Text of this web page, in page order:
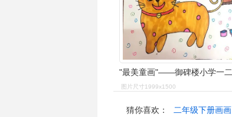
图片尺寸1999x1500
猜你喜欢： 二年级下册画画